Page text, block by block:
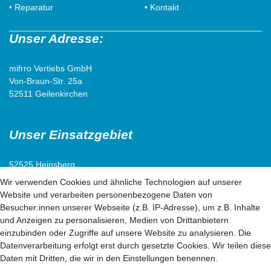
• Reparatur
• Kontakt
Unser Adresse:
mifrro Vertiebs GmbH
Von-Braun-Str. 25a
52511 Geilenkirchen
Unser Einsatzgebiet
52525 Heinsberg
52538 Selfkant
52511 Geilenkirchen
52222 Stolberg
52428 Jülich
52499 Baesweiler
Wir verwenden Cookies und ähnliche Technologien auf unserer
Website und verarbeiten personenbezogene Daten von
Besucher:innen unserer Webseite (z.B. IP-Adresse), um z.B. Inhalte
und Anzeigen zu personalisieren, Medien von Drittanbietern
einzubinden oder Zugriffe auf unsere Website zu analysieren. Die
Datenverarbeitung erfolgt erst durch gesetzte Cookies. Wir teilen diese
Daten mit Dritten, die wir in den Einstellungen benennen.